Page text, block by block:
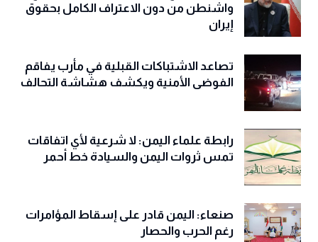
واشنطن من دون الاعتراف الكامل بحقوق
إيران
تصاعد الاشتباكات القبلية في مأرب يفاقم
الفوضى الأمنية ويكشف هشاشة التحالف
رابطة علماء اليمن: لا شرعية لأي اتفاقات
تمس ثروات اليمن والسيادة خط أحمر
صنعاء: اليمن قادر على إسقاط المؤامرات
رغم الحرب والحصار